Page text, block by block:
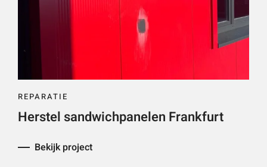
REPARATIE
Herstel sandwichpanelen Frankfurt
Bekijk project